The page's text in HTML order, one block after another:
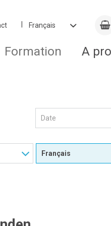
Formation A